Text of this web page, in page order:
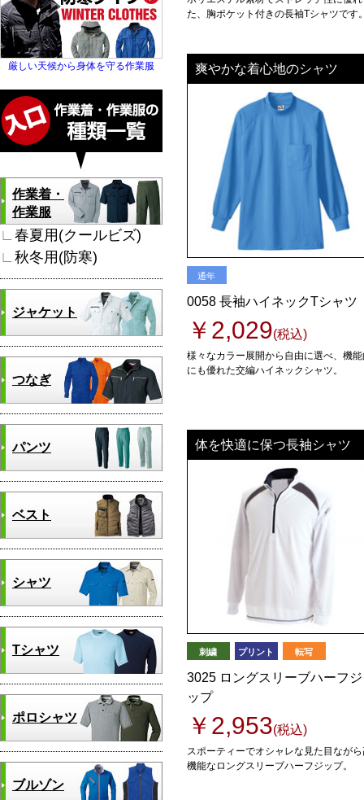
た、胸ポケット付きの長袖Tシャツです
爽やかな着心地のシャツ
通年
0058 長袖ハイネックTシャツ
￥2,029(税込)
様々なカラー展開から自由に選べ、機
にも優れた交編ハイネックシャツ。
体を快適に保つ長袖シャツ
刺繍 プリント 転写
3025 ロングスリーブハーフジ
ップ
￥2,953(税込)
スポーティーでオシャレな見た目なが
機能なロングスリーブハーフジップ。
厳しい天候から身体を守る作業服
作業着・
作業服
∟春夏用(クールビズ)
∟秋冬用(防寒)
ジャケット
つなぎ
パンツ
ベスト
シャツ
Tシャツ
ポロシャツ
ブルゾン